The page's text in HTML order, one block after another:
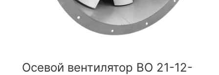
Осевой вентилятор ВО 21-12-